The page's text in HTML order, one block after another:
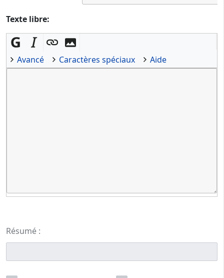
Texte libre:
Avancé Caractères spéciaux Aide
Résumé :